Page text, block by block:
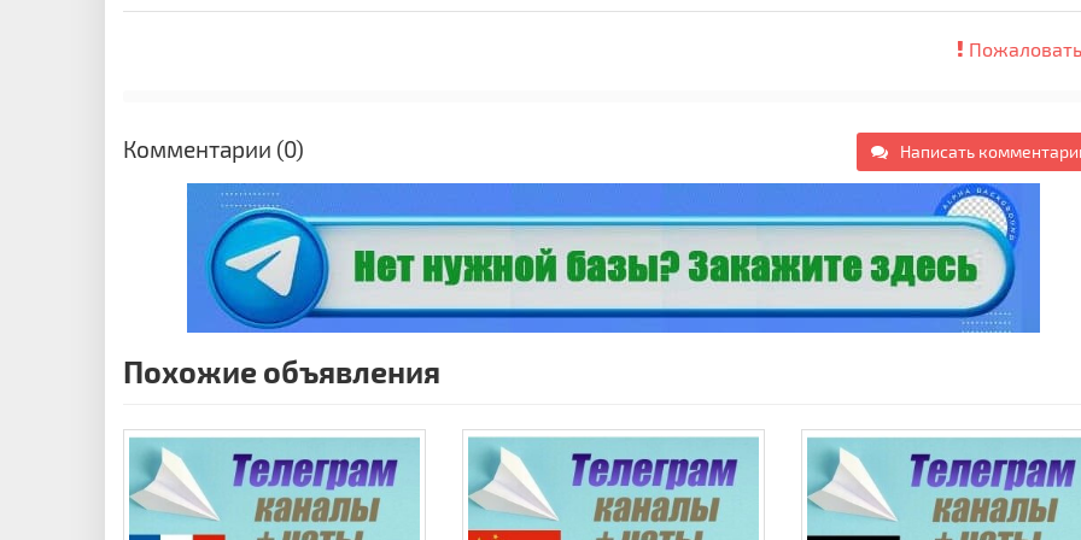
Комментарии (0) Написать
Похожие объявления